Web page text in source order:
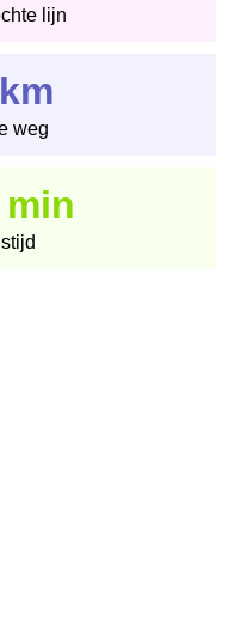
lijn
weg